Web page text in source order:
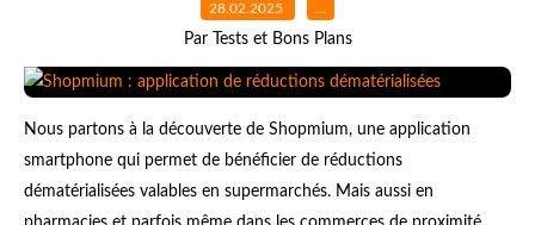
28.02.2025 …
Par Tests et Bons Plans
Nous partons à la découverte de Shopmium, une application
smartphone qui permet de bénéficier de réductions
dématérialisées valables en supermarchés. Mais aussi en